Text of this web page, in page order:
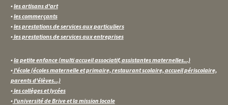
•les artisans d'art
•les commerçants
•les prestations de services aux particuliers
•les prestations de services aux entreprises
•la petite enfance (multi accueil associatif, assistantes maternelles...)
•l'école (écoles maternelle et primaire, restaurant scolaire, accueil périscolaire,
parents d'élèves...)
•les collèges et lycées
•l'université de Brive et la mission locale